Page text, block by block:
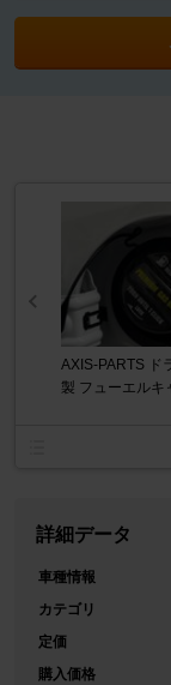
AXIS-PARTS ド
製 フューエルキ
詳細データ
車種情報
カテゴリ
定価
購入価格